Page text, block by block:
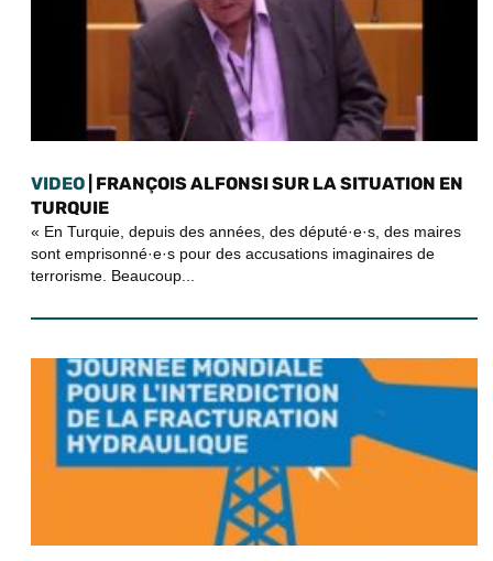
VIDEO | FRANÇOIS ALFONSI SUR LA SITUATION EN
TURQUIE
« En Turquie, depuis des années, des député·e·s, des maires
sont emprisonné·e·s pour des accusations imaginaires de
terrorisme. Beaucoup...